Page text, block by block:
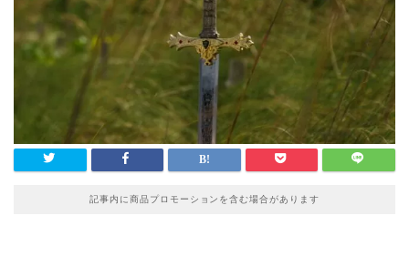
記事内に商品プロモーションを含む場合があります